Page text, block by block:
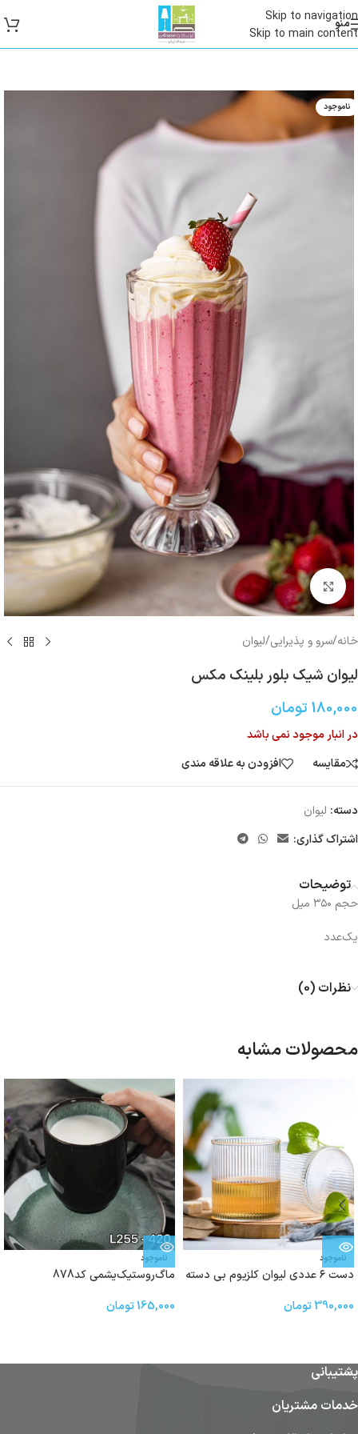
Skip to navigation
Skip to main content
منو
ناموجود
بزرگنمایی تصویر
خانه/سرو و پذیرایی/لیوان
ليوان شیک بلور بلينك مكس
180,000 تومان
در انبار موجود نمی باشد
مقایسه
افزودن به علاقه مندی
دسته: لیوان
اشتراک گذاری:
توضیحات
حجم ٣٥٠ ميل
یک‌عدد
نظرات (0)
محصولات مشابه
ناموجود
دست ۶ عددی لیوان کلزیوم بی دسته
390,000تومان
ناموجود
ماگ‌روستیک‌یشمی‌ کد878
165,000تومان
پشتیبانی
خدمات مشتریان